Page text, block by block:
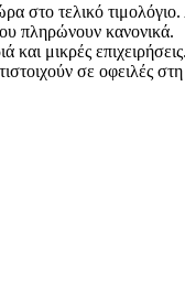
στο τελικό τιμολόγιο.
πληρώνουν κανονικά.
μικρές
σε οφειλές